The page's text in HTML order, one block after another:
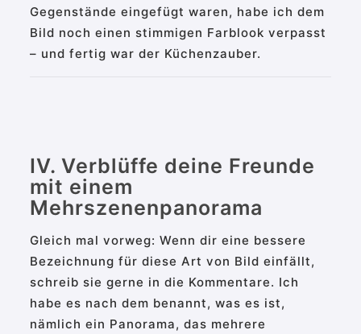
Gegenstände eingefügt waren, habe ich dem
Bild noch einen stimmigen Farblook verpasst
– und fertig war der Küchenzauber.
IV. Verblüffe deine Freunde
mit einem
Mehrszenenpanorama
Gleich mal vorweg: Wenn dir eine bessere
Bezeichnung für diese Art von Bild einfällt,
schreib sie gerne in die Kommentare. Ich
habe es nach dem benannt, was es ist,
nämlich ein Panorama, das mehrere